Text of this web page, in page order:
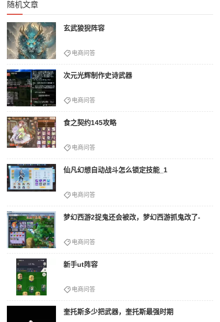
随机文章
玄武狻猊阵容
电商问答
次元光辉制作史诗武器
电商问答
食之契约145攻略
电商问答
仙凡幻想自动战斗怎么锁定技能_1
电商问答
梦幻西游2捉鬼还会被改，梦幻西游抓鬼改了-
电商问答
新手ut阵容
电商问答
奎托斯多少把武器，奎托斯最强时期